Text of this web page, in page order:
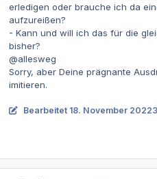
erledigen oder brauche ich da
aufzureißen?
- Kann und will ich das für die
bisher?
@allesweg
Sorry, aber Deine prägnante
imitieren.
Bearbeitet 18. November 2022